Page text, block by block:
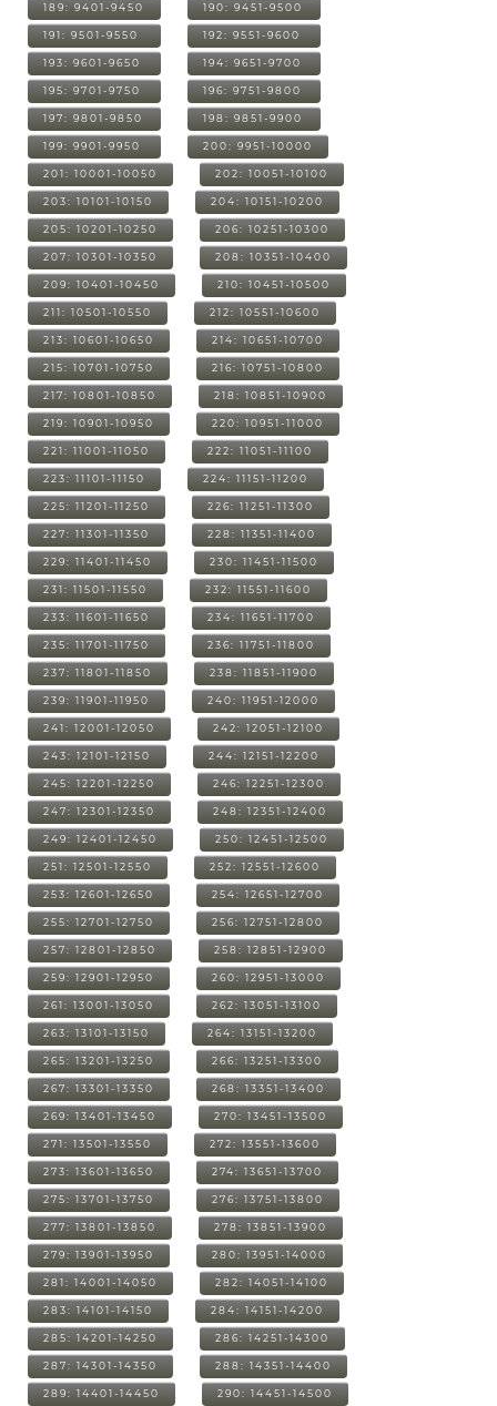
189: 9401-9450 190: 9451-9500
191: 9501-9550 192: 9551-9600
193: 9601-9650 194: 9651-9700
195: 9701-9750 196: 9751-9800
197: 9801-9850 198: 9851-9900
199: 9901-9950 200: 9951-10000
201: 10001-10050 202: 10051-10100
203: 10101-10150 204: 10151-10200
205: 10201-10250 206: 10251-10300
207: 10301-10350 208: 10351-10400
209: 10401-10450 210: 10451-10500
211: 10501-10550 212: 10551-10600
213: 10601-10650 214: 10651-10700
215: 10701-10750 216: 10751-10800
217: 10801-10850 218: 10851-10900
219: 10901-10950 220: 10951-11000
221: 11001-11050 222: 11051-11100
223: 11101-11150 224: 11151-11200
225: 11201-11250 226: 11251-11300
227: 11301-11350 228: 11351-11400
229: 11401-11450 230: 11451-11500
231: 11501-11550 232: 11551-11600
233: 11601-11650 234: 11651-11700
235: 11701-11750 236: 11751-11800
237: 11801-11850 238: 11851-11900
239: 11901-11950 240: 11951-12000
241: 12001-12050 242: 12051-12100
243: 12101-12150 244: 12151-12200
245: 12201-12250 246: 12251-12300
247: 12301-12350 248: 12351-12400
249: 12401-12450 250: 12451-12500
251: 12501-12550 252: 12551-12600
253: 12601-12650 254: 12651-12700
255: 12701-12750 256: 12751-12800
257: 12801-12850 258: 12851-12900
259: 12901-12950 260: 12951-13000
261: 13001-13050 262: 13051-13100
263: 13101-13150 264: 13151-13200
265: 13201-13250 266: 13251-13300
267: 13301-13350 268: 13351-13400
269: 13401-13450 270: 13451-13500
271: 13501-13550 272: 13551-13600
273: 13601-13650 274: 13651-13700
275: 13701-13750 276: 13751-13800
277: 13801-13850 278: 13851-13900
279: 13901-13950 280: 13951-14000
281: 14001-14050 282: 14051-14100
283: 14101-14150 284: 14151-14200
285: 14201-14250 286: 14251-14300
287: 14301-14350 288: 14351-14400
289: 14401-14450 290: 14451-14500